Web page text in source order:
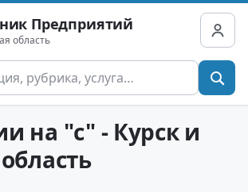
Предприятий
область
на "c" - Курск и